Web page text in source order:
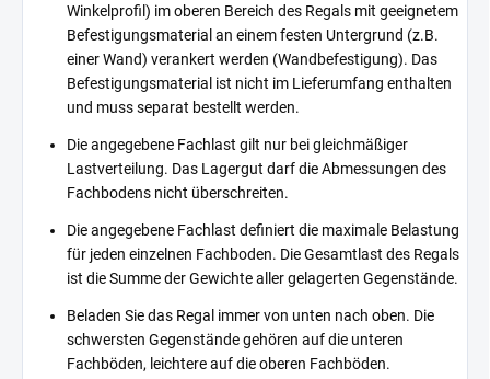
Winkelprofil) im oberen Bereich des Regals mit geeignetem
Befestigungsmaterial an einem festen Untergrund (z.B.
einer Wand) verankert werden (Wandbefestigung). Das
Befestigungsmaterial ist nicht im Lieferumfang enthalten
und muss separat bestellt werden.
Die angegebene Fachlast gilt nur bei gleichmäßiger
Lastverteilung. Das Lagergut darf die Abmessungen des
Fachbodens nicht überschreiten.
Die angegebene Fachlast definiert die maximale Belastung
für jeden einzelnen Fachboden. Die Gesamtlast des Regals
ist die Summe der Gewichte aller gelagerten Gegenstände.
Beladen Sie das Regal immer von unten nach oben. Die
schwersten Gegenstände gehören auf die unteren
Fachböden, leichtere auf die oberen Fachböden.